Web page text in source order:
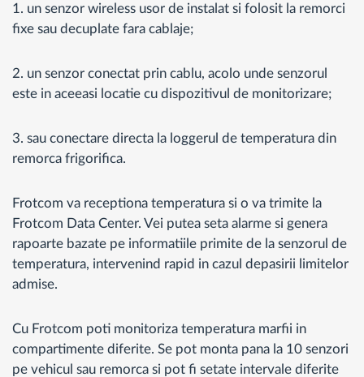
1. un senzor wireless usor de instalat si folosit la remorci
fixe sau decuplate fara cablaje;
2. un senzor conectat prin cablu, acolo unde senzorul
este in aceeasi locatie cu dispozitivul de monitorizare;
3. sau conectare directa la loggerul de temperatura din
remorca frigorifica.
Frotcom va receptiona temperatura si o va trimite la
Frotcom Data Center. Vei putea seta alarme si genera
rapoarte bazate pe informatiile primite de la senzorul de
temperatura, intervenind rapid in cazul depasirii limitelor
admise.
Cu Frotcom poti monitoriza temperatura marfii in
compartimente diferite. Se pot monta pana la 10 senzori
pe vehicul sau remorca si pot fi setate intervale diferite